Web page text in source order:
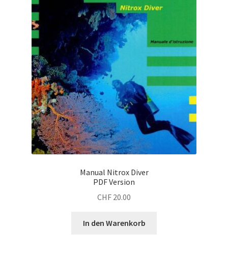
Manual Nitrox Diver
PDF Version
CHF 20.00
In den Warenkorb